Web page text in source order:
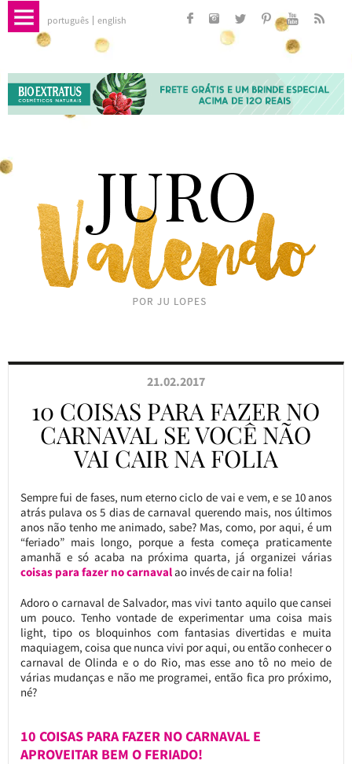
português english
21.02.2017
10 COISAS PARA FAZER NO
CARNAVAL SE VOCÊ NÃO
VAI CAIR NA FOLIA
Sempre fui de fases, num eterno ciclo de vai e vem, e se 10 anos
atrás pulava os 5 dias de carnaval querendo mais, nos últimos
anos não tenho me animado, sabe? Mas, como, por aqui, é um
“feriado” mais longo, porque a festa começa praticamente
amanhã e só acaba na próxima quarta, já organizei várias
coisas para fazer no carnavalao invés de cair na folia!
Adoro o carnaval de Salvador, mas vivi tanto aquilo que cansei
um pouco. Tenho vontade de experimentar uma coisa mais
light, tipo os bloquinhos com fantasias divertidas e muita
maquiagem, coisa que nunca vivi por aqui, ou então conhecer o
carnaval de Olinda e o do Rio, mas esse ano tô no meio de
várias mudanças e não me programei, então fica pro próximo,
né?
10 COISAS PARA FAZER NO CARNAVAL E
APROVEITAR BEM O FERIADO!